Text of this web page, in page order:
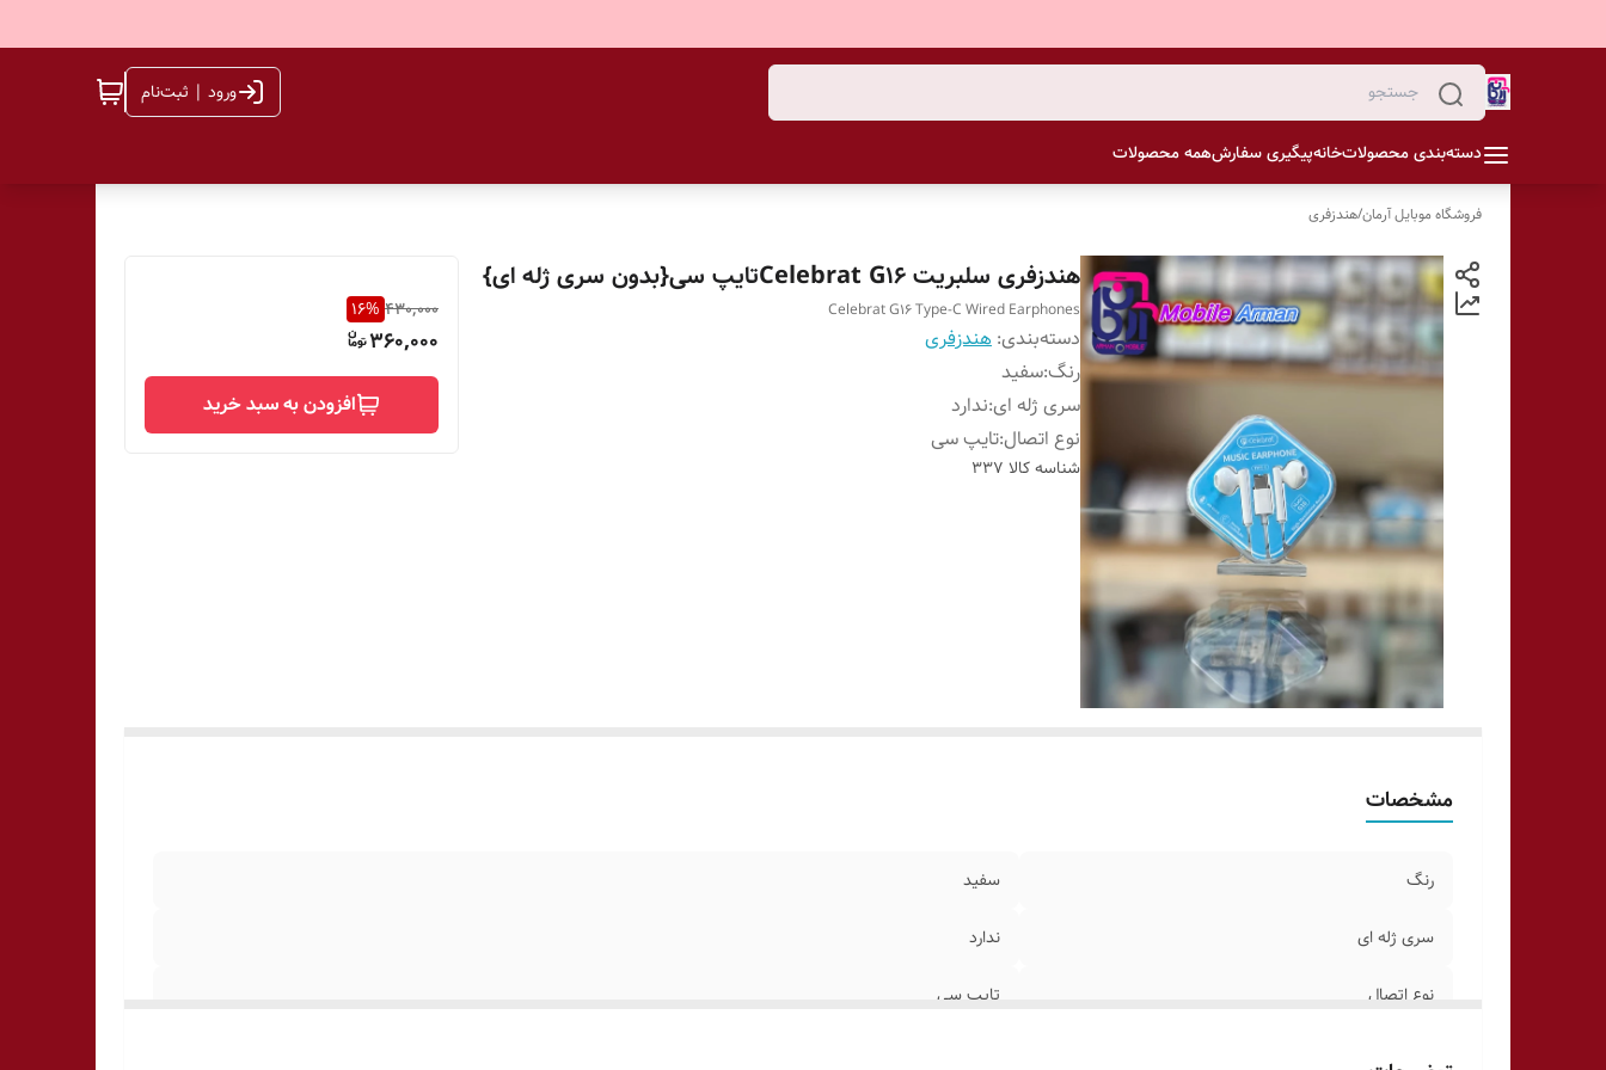
ورود | ثبت‌نام
دسته‌بندی محصولاتخانهپیگیری سفارشهمه محصولات
فروشگاه موبایل آرمان/هندزفری
هندزفری سلبریت Celebrat G16تایپ سی{بدون سری ژله ای}
Celebrat G16 Type-C Wired Earphones
دسته‌بندی: هندزفری
رنگ:سفید
سری ژله ای:ندارد
نوع اتصال:تایپ سی
شناسه کالا 337
430,000
16%
360,000
افزودن به سبد خرید
مشخصات
رنگ سفید
سری ژله ای ندارد
نوع اتصال تایپ سی